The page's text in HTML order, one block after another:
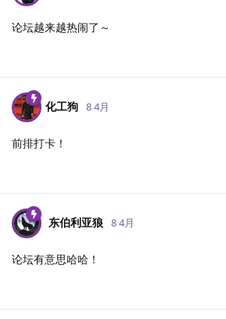
论坛越来越热闹了～
化工狗 8 4月
前排打卡！
东伯利亚狼 8 4月
论坛有意思哈哈！